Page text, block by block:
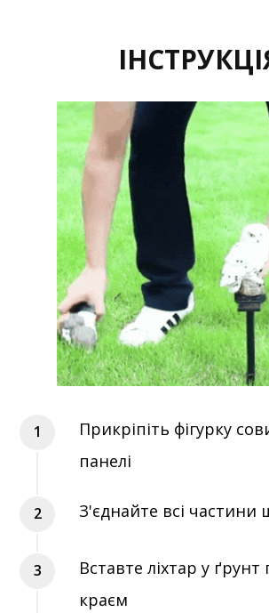
Прикріпіть фігурку
панелі
З'єднайте всі частини
Вставте ліхтар у
краєм